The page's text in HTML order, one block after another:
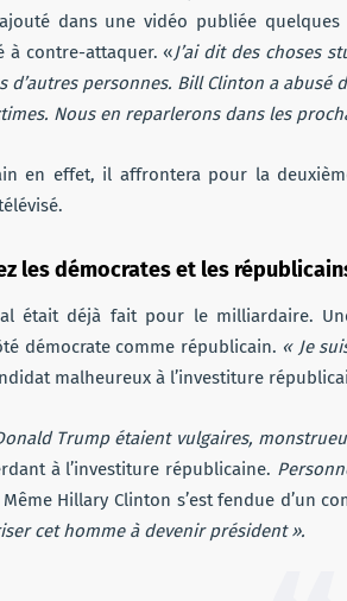
dans une vidéo publiée quelques
à contre-attaquer. «J’ai dit des choses
d’autres personnes. Bill Clinton a
Nous en reparlerons dans les
en effet, il affrontera pour la
les démocrates et les
était déjà fait pour le milliardaire.
démocrate comme républicain. « Je
malheureux à l’investiture
Trump étaient vulgaires,
à l’investiture républicaine.
Même Hillary Clinton s’est fendue d’un
cet homme à devenir président ».